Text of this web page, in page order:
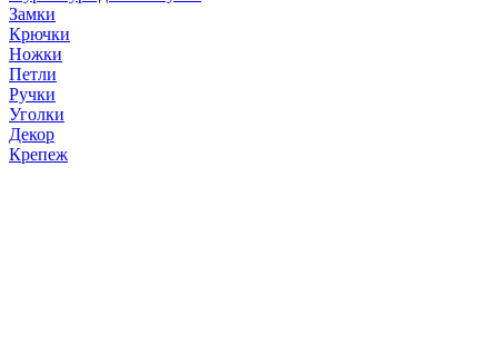
Замки
Крючки
Ножки
Петли
Ручки
Уголки
Декор
Крепеж